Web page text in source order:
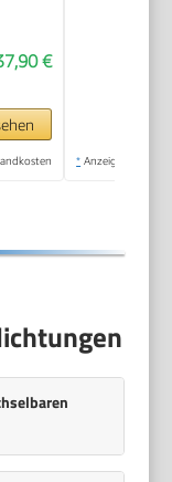
€
* Anzeige